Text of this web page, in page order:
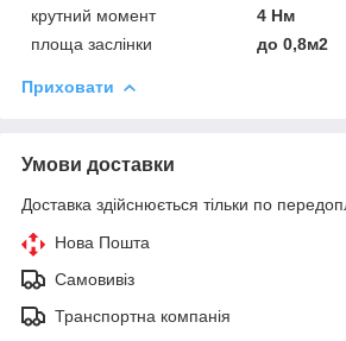
крутний момент
4 Нм
площа заслінки
до 0,8м2
Приховати
Умови доставки
Доставка здійснюється тільки по
Нова Пошта
Самовивіз
Транспортна компанія